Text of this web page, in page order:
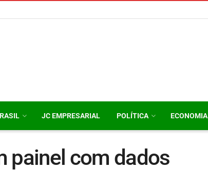
JC EMPRESARIAL POLÍTICA ECONOMIA
painel com dados